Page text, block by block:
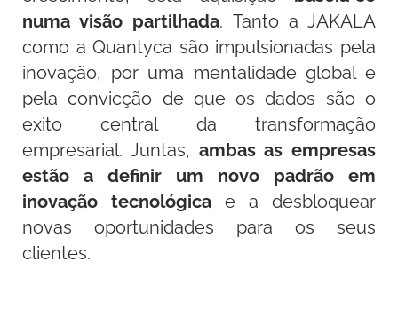
numa visão partilhada. Tanto a JAKALA
como a Quantyca são impulsionadas pela
inovação, por uma mentalidade global e
pela convicção de que os dados são o
exito central da transformação
empresarial. Juntas, ambas as empresas
estão a definir um novo padrão em
inovação tecnológica e a desbloquear
novas oportunidades para os seus
clientes.